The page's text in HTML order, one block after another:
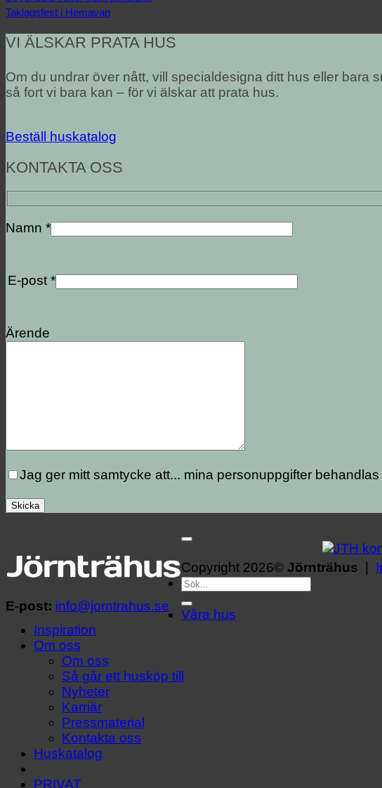
Taklagsfest i Hemavan
VI ÄLSKAR PRATA HUS
Om du undrar över nått, vill specialdesigna ditt hus eller bara
så fort vi bara kan – för vi älskar att prata hus.
Beställ huskatalog
KONTAKTA OSS
Namn *
E-post *
Ärende
Jag ger mitt samtycke att... mina personuppgifter behandlas
E-post: info@jorntrahus.se
Copyright 2026© Jörnträhus |
Sök
Våra hus
Inspiration
Om oss
Om oss
Så går ett husköp till
Nyheter
Karriär
Pressmaterial
Kontakta oss
Huskatalog
PRIVAT